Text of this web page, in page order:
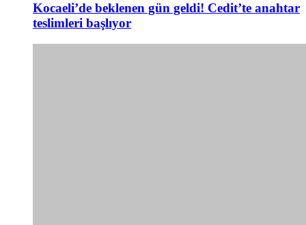
Kocaeli’de beklenen gün geldi! Cedit’te anahtar
teslimleri başlıyor